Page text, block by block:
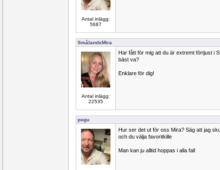
Antal inlägg:
5687
SmålandsMira
Antal inlägg:
22535
Har fått för mig att du är extremt förtjust i
bäst va?
Enklare för dig!
pogu
Hur ser det ut för oss Mira? Säg att jag
och du välja favoritkille
Man kan ju alltid hoppas i alla fall